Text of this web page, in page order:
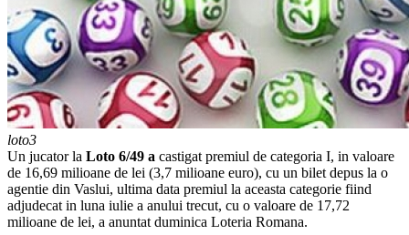
loto3
Un jucator la Loto 6/49 a castigat premiul de categoria I, in valoare
de 16,69 milioane de lei (3,7 milioane euro), cu un bilet depus la o
agentie din Vaslui, ultima data premiul la aceasta categorie fiind
adjudecat in luna iulie a anului trecut, cu o valoare de 17,72
milioane de lei, a anuntat duminica Loteria Romana.